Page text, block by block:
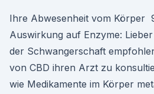
Ihre Abwesenheit vom Körper
Auswirkung auf Enzyme:
der Schwangerschaft
von CBD ihren Arzt zu
wie Medikamente im Körper